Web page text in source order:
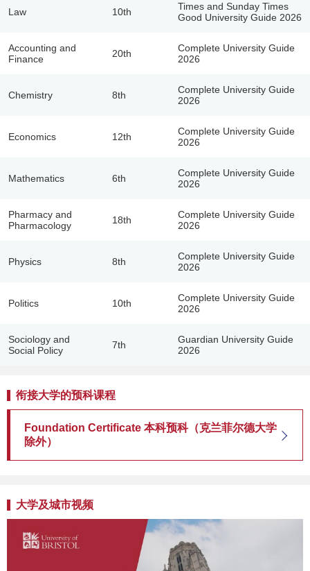
Law 10th
Times and Sunday Times
Good University Guide 2026
Accounting and
Finance
20th
Complete University Guide
2026
Chemistry 8th
Complete University Guide
2026
Economics 12th
Complete University Guide
2026
Mathematics 6th
Complete University Guide
2026
Pharmacy and
Pharmacology
18th
Complete University Guide
2026
Physics 8th
Complete University Guide
2026
Politics 10th
Complete University Guide
2026
Sociology and
Social Policy
7th
Guardian University Guide
2026
衔接大学的预科课程
Foundation Certificate 本科预科（克兰菲尔德大学
除外）
大学及城市视频